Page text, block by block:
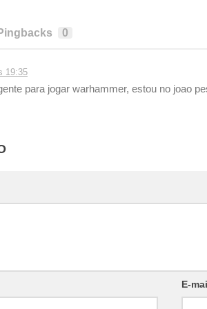
0
19:35
para jogar warhammer, estou no joao
E-